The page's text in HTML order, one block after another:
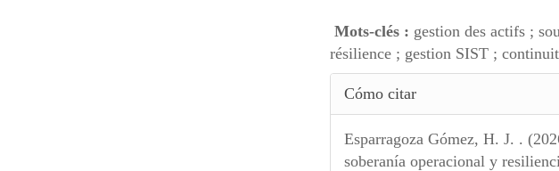
Mots-clés : gestion des actifs ;
résilience ; gestion SIST ;
Detalles
del
artículo
Cómo citar
Esparragoza Gómez, H. J. .
soberanía operacional y